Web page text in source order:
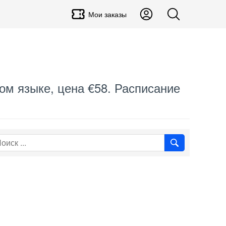
Мои заказы
языке, цена €58. Расписание